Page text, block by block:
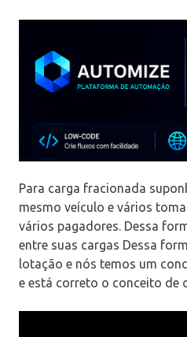
Para carga fracionada
mesmo veículo e vários
vários pagadores. Dessa
entre suas cargas Dessa
lotação e nós temos um
e está correto o conceito de